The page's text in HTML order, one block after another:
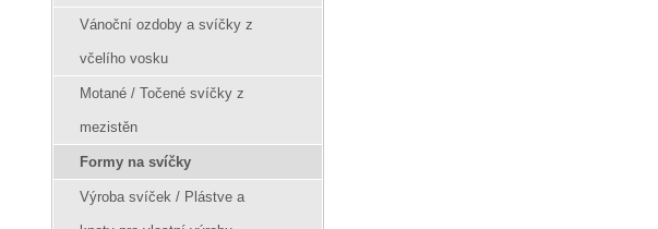
Vánoční ozdoby a svíčky z
včelího vosku
Motané / Točené svíčky z
mezistěn
Formy na svíčky
Výroba svíček / Plástve a